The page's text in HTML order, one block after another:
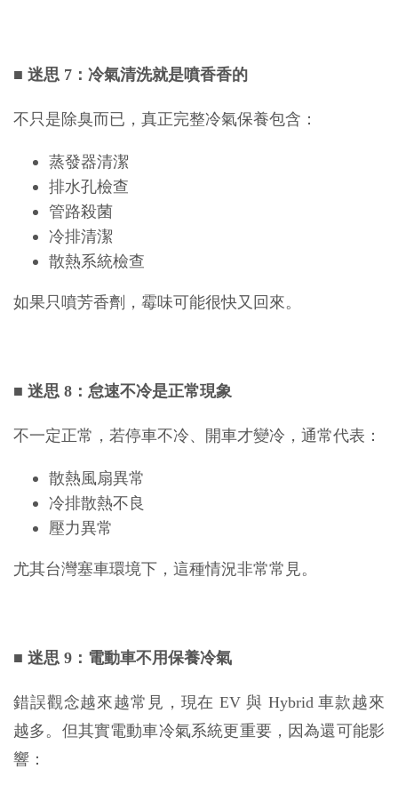
■ 迷思 7：冷氣清洗就是噴香香的
不只是除臭而已，真正完整冷氣保養包含：
蒸發器清潔
排水孔檢查
管路殺菌
冷排清潔
散熱系統檢查
如果只噴芳香劑，霉味可能很快又回來。
■ 迷思 8：怠速不冷是正常現象
不一定正常，若停車不冷、開車才變冷，通常代表：
散熱風扇異常
冷排散熱不良
壓力異常
尤其台灣塞車環境下，這種情況非常常見。
■ 迷思 9：電動車不用保養冷氣
錯誤觀念越來越常見，現在 EV 與 Hybrid 車款越來
越多。但其實電動車冷氣系統更重要，因為還可能影
響：